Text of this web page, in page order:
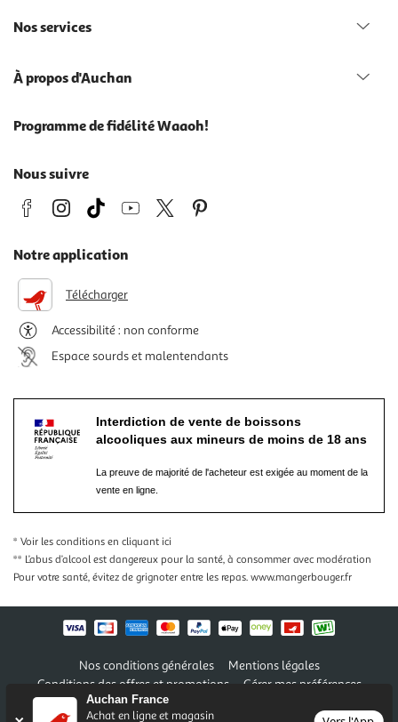
Auchan France
Achat en ligne et magasin
Nos services
À propos d'Auchan
Programme de fidélité Waaoh!
Nous suivre
Notre application
Télécharger
Accessibilité : non conforme
Espace sourds et malentendants
Interdiction de vente de boissons
alcooliques aux mineurs de moins de 18 ans
La preuve de majorité de l'acheteur est exigée au moment de la
vente en ligne.
* Voir les conditions en cliquant ici
** L’abus d’alcool est dangereux pour la santé, à consommer avec modération
Pour votre santé, évitez de grignoter entre les repas. www.mangerbouger.fr
Nos conditions générales
Mentions légales
Conditions des offres et promotions
Gérer mes préférences
Politique de confidentialité